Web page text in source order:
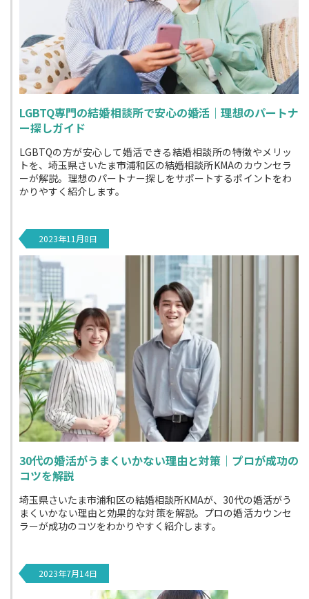
LGBTQ専門の結婚相談所で安心の婚活｜理想のパートナ
ー探しガイド
LGBTQの方が安心して婚活できる結婚相談所の特徴やメリッ
トを、埼玉県さいたま市浦和区の結婚相談所KMAのカウンセラ
ーが解説。理想のパートナー探しをサポートするポイントをわ
かりやすく紹介します。
2023年11月8日
30代の婚活がうまくいかない理由と対策｜プロが成功の
コツを解説
埼玉県さいたま市浦和区の結婚相談所KMAが、30代の婚活がう
まくいかない理由と効果的な対策を解説。プロの婚活カウンセ
ラーが成功のコツをわかりやすく紹介します。
2023年7月14日